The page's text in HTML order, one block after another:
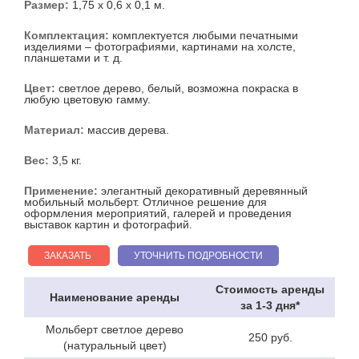
Набор для церемонии открытия
Аренда мольбертов
Аренда стеллажей
Аренда мобильных стендов
Аренда экрана
Аренда занавеса
Красная дорожка
Аренда пьедестала
Аренда столов
ЕЩЕ
Размер: 1,75 х 0,6 х 0,1 м.
Комплектация: комплектуется любыми печатными
изделиями – фотографиями, картинами на холсте,
планшетами и т. д.
Цвет: светлое дерево, белый, возможна покраска в
любую цветовую гамму.
Материал: массив дерева.
Вес: 3,5 кг.
Применение: элегантный декоративный деревянный
мобильный мольберт. Отличное решение для
оформления мероприятий, галерей и проведения
выставок картин и фотографий.
ЗАКАЗАТЬ УТОЧНИТЬ ПОДРОБНОСТИ
Наименование аренды
Стоимость аренды
за 1-3 дня*
Мольберт светлое дерево
(натуральный цвет)
250 руб.